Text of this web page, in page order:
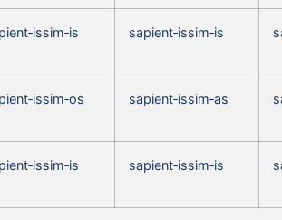
sapient‑issim‑is
sapient‑issim‑as
sapient‑issim‑is